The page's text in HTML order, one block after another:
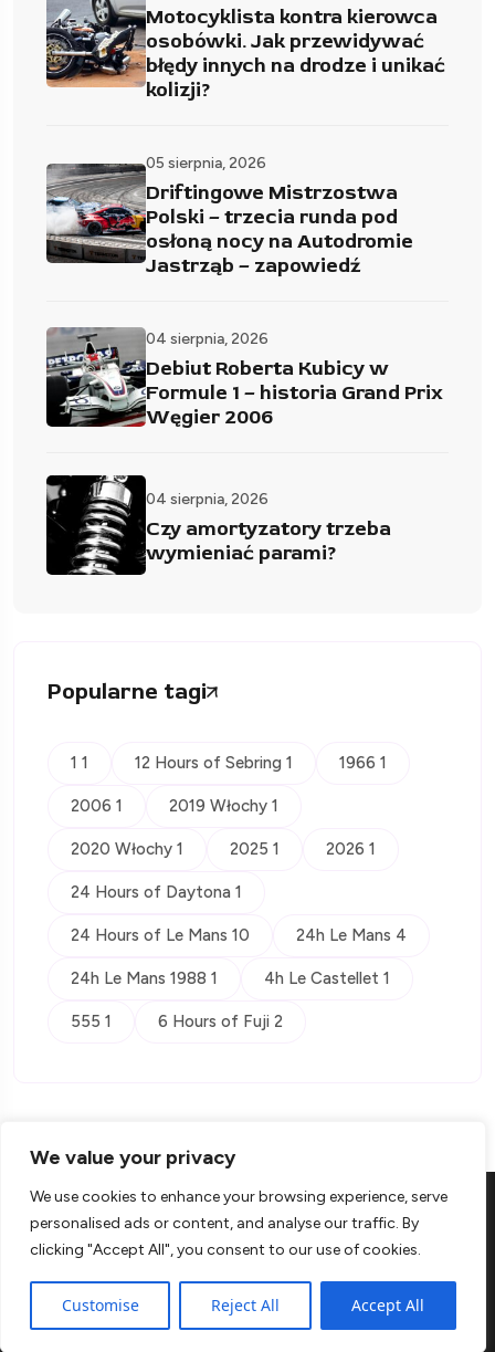
We value your privacy
We use cookies to enhance your browsing experience, serve
personalised ads or content, and analyse our traffic. By
clicking "Accept All", you consent to our use of cookies.
Customise Reject All Accept All
Motocyklista kontra kierowca
osobówki. Jak przewidywać
błędy innych na drodze i unikać
kolizji?
05 sierpnia, 2026
Driftingowe Mistrzostwa
Polski – trzecia runda pod
osłoną nocy na Autodromie
Jastrząb – zapowiedź
04 sierpnia, 2026
Debiut Roberta Kubicy w
Formule 1 – historia Grand Prix
Węgier 2006
04 sierpnia, 2026
Czy amortyzatory trzeba
wymieniać parami?
Popularne tagi
1 1 12 Hours of Sebring 1 1966 1
2006 1 2019 Włochy 1
2020 Włochy 1 2025 1 2026 1
24 Hours of Daytona 1
24 Hours of Le Mans 10 24h Le Mans 4
24h Le Mans 1988 1 4h Le Castellet 1
555 1 6 Hours of Fuji 2
© Copyright 2026 Kontra